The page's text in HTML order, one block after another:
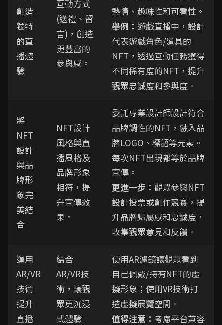
創造
獨特
的直
播體
驗
互動方式
(送禮、留
言)，創造
更豐富的
參與感。
熱情、趣味性和可看性。
舉例： 遊戲直播中，設計
代表遊戲角色/道具的
NFT，透過互動任務獲得
不同稀有度的NFT，提升
觀眾忠誠度和參與度。
將
NFT
設計
與品
牌形
象完
美結
合
NFT設計
風格與直
播風格及
品牌形象
相符，提
升宣傳效
果。
委託專業設計師設計符合
品牌調性的NFT，融入品
牌LOGO、標語等元素。
每次NFT出現都等於品牌
宣傳。
更進一步： 觀眾參與NFT
設計投票或創作競賽，提
升品牌歸屬感和忠誠度，
收集觀眾意見和反饋。
運用
AR/VR
技術
提升
直播
結合
AR/VR技
術，讓觀
眾更沉浸
式體驗
使用AR濾鏡讓觀眾看到
自己佩戴/持有NFT的虛
擬形象；使用VR技術打
造虛擬展覽空間。
值得注意： 考慮平台兼容